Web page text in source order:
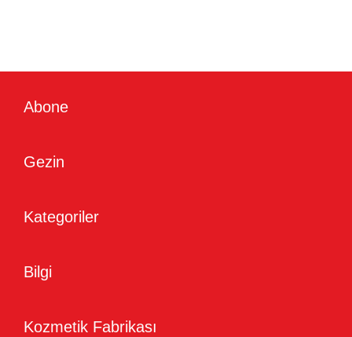
Abone
Gezin
Kategoriler
Bilgi
Kozmetik Fabrikası